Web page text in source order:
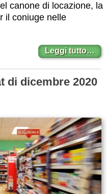
canone di locazione, la
il coniuge nelle
Leggi tutto…
di dicembre 2020